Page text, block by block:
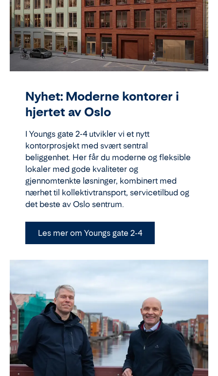
Nyhet: Moderne kontorer i
hjertet av Oslo
I Youngs gate 2-4 utvikler vi et nytt
kontorprosjekt med svært sentral
beliggenhet. Her får du moderne og fleksible
lokaler med gode kvaliteter og
gjennomtenkte løsninger, kombinert med
nærhet til kollektivtransport, servicetilbud og
det beste av Oslo sentrum.
Les mer om Youngs gate 2-4